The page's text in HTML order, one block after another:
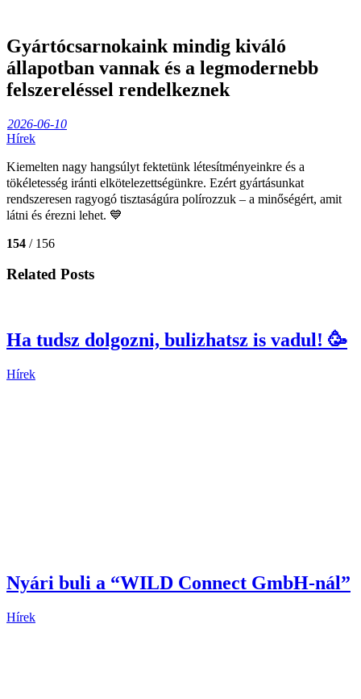
Gyártócsarnokaink mindig kiváló
állapotban vannak és a legmodernebb
felszereléssel rendelkeznek
2026-06-10
Hírek
Kiemelten nagy hangsúlyt fektetünk létesítményeinkre és a
tökéletesség iránti elkötelezettségünkre. Ezért gyártásunkat
rendszeresen ragyogó tisztaságúra polírozzuk – a minőségért, amit
látni és érezni lehet. 💙
154 / 156
Related Posts
Ha tudsz dolgozni, bulizhatsz is vadul! 🥳
Hírek
Nyári buli a “WILD Connect GmbH-nál”
Hírek